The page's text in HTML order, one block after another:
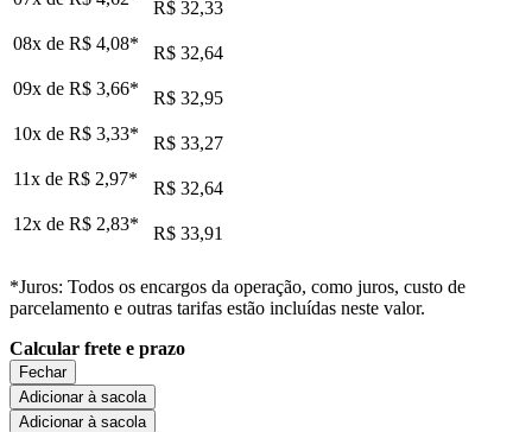
R$ 32,33
08x de R$ 4,08*
R$ 32,64
09x de R$ 3,66*
R$ 32,95
10x de R$ 3,33*
R$ 33,27
11x de R$ 2,97*
R$ 32,64
12x de R$ 2,83* R$ 33,91
*Juros: Todos os encargos da operação, como juros, custo de
parcelamento e outras tarifas estão incluídas neste valor.
Calcular frete e prazo
Fechar
Adicionar à sacola
Adicionar à sacola